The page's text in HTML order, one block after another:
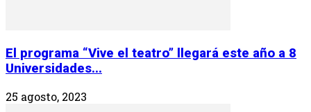
El programa “Vive el teatro” llegará este año a 8
Universidades...
25 agosto, 2023